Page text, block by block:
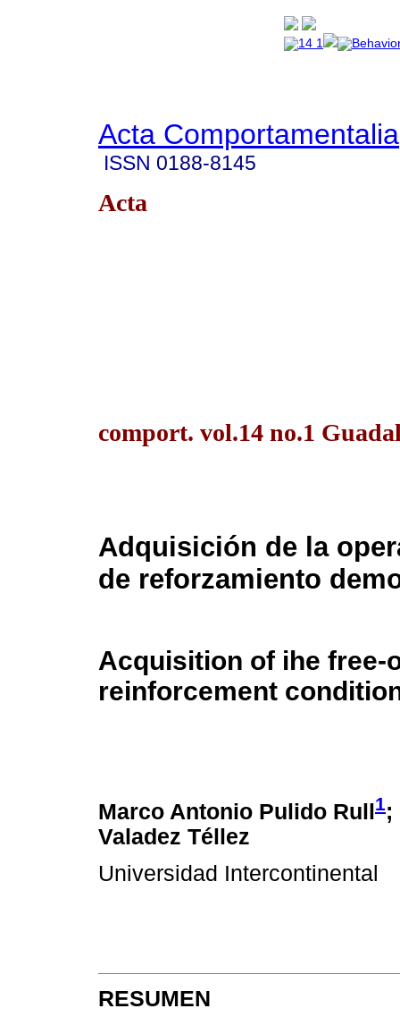
Acta Comportamentalia
ISSN 0188-8145
Acta
comport. vol.14 no.1
Adquisición de la
de reforzamiento
Acquisition of ihe free-
reinforcement
Marco Antonio Pulido Rull1;
Valadez Téllez
Universidad Intercontinental
RESUMEN